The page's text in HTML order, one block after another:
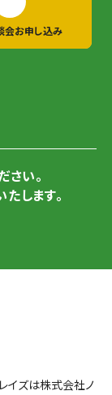
会お申し込み
い。
します。
イズは株式会社ノ